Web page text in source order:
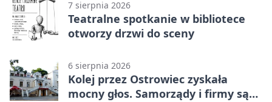
7 sierpnia 2026
Teatralne spotkanie w bibliotece
otworzy drzwi do sceny
6 sierpnia 2026
Kolej przez Ostrowiec zyskała
mocny głos. Samorządy i firmy są